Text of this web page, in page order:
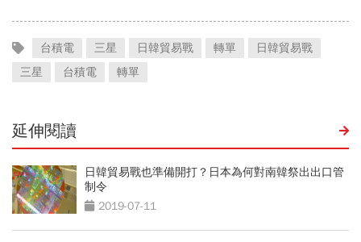
台積電 三星 日韓貿易戰 轉單
日韓貿易戰
三星
台積電 轉單
延伸閱讀
日韓貿易戰也準備開打？日本為何對南韓祭出出口管
制令
2019-07-11